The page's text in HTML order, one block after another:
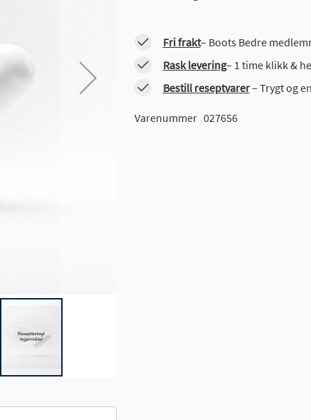
Fri frakt– Boots Bedre
Rask levering– 1 time klikk &
Bestill reseptvarer– Trygt og
Varenummer 027656